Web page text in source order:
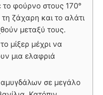
το φούρνο στους 170°
ζάχαρη και το αλάτι
μεταξύ τους.
μίξερ μέχρι να
μια ελαφριά
αμυγδάλων σε μεγάλο